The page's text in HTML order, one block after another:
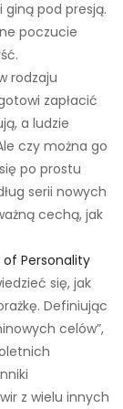
pod presją.
poczucie
rodzaju
zapłacić
a ludzie
czy można go
po prostu
serii nowych
cechą, jak
Personality
się, jak
Definiując
celów”,
z wielu innych